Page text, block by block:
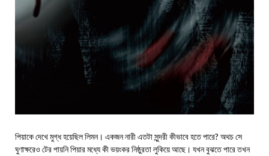
পিয়াকে দেখে মুগ্ধ হয়েছিল লিমন। একজন নারী এতটা সুন্দরী কীভাবে হতে পারে? অথচ সে
ঘুণাক্ষরেও টের পায়নি পিয়ার মধ্যে কী ভয়ংকর নিষ্ঠুরতা লুকিয়ে আছে। যখন বুঝতে পারে তখন